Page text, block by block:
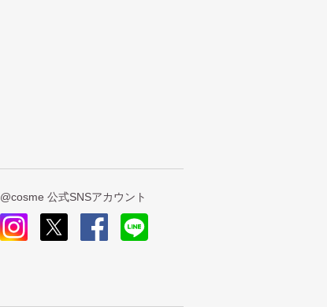
@cosme 公式SNSアカウント